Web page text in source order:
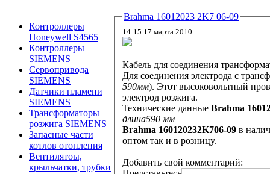
Контроллеры
Honeywell S4565
Контроллеры
SIEMENS
Сервопривода
SIEMENS
Датчики пламени
SIEMENS
Трансформаторы
розжига SIEMENS
Запасные части
котлов отопления
Вентилятоы,
крыльчатки, трубки
Brahma 16012023 2K7 06-09
14:15 17 марта 2010
Кабель для соединения
Для соединения электрода с
590мм). Этот высоковольтный провод обеспечивает безопасное поступление тока на непосредственна
электрод розжига.
Технические данные Brahma
длина590 мм
Brahma 160120232K706-09
оптом так и в розницу.
Добавить свой комментарий: